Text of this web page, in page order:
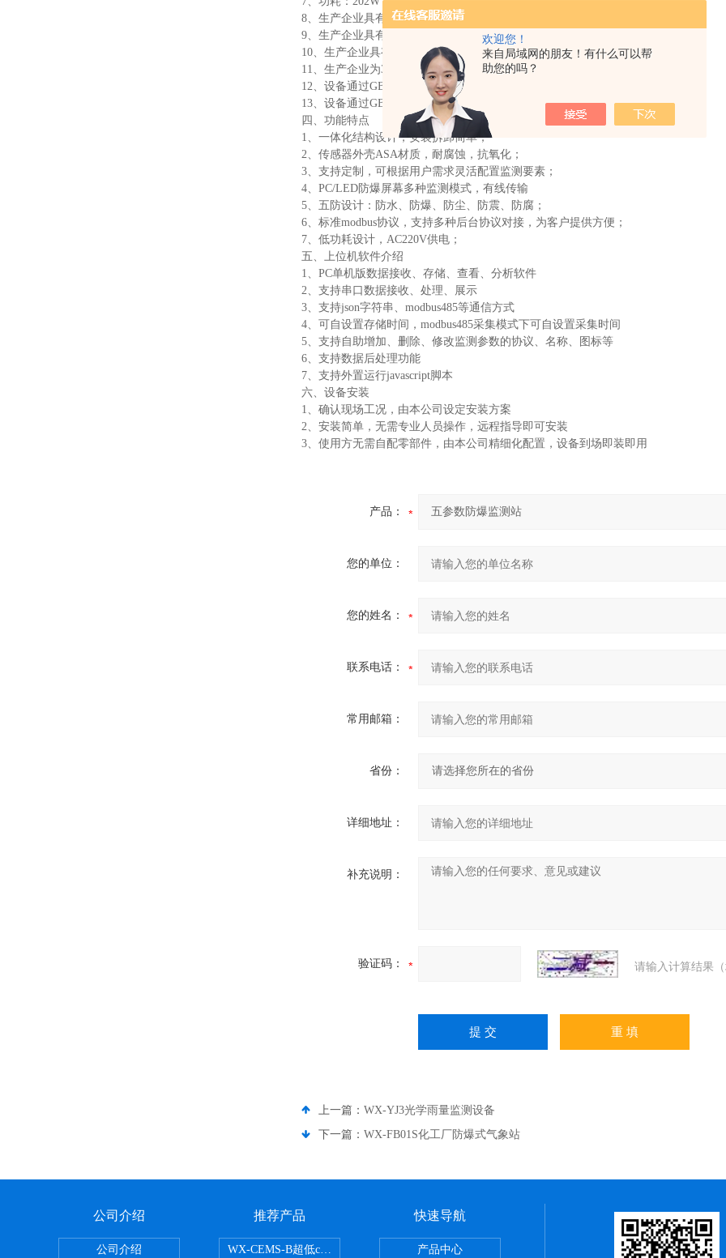
欢迎您！
来自局域网的朋友！有什么可以帮
助您的吗？
8、生产企业具有ISO质量管理体系、环境管理体系和职业健康管理体系认证
9、生产企业具有计算机软件注册证书
10、生产企业具有Ex ia IIC T6 Ga高等级防爆证书
11、生产企业为3Aji信用企业
12、设备通过GB3836.1-2010爆炸性环境第一部分：设备通用需求
13、设备通过GB3836.4-2010爆炸性环境第4部分：由本质安全型“i''保护设备
四、功能特点
1、一体化结构设计，安装拆卸简单；
2、传感器外壳ASA材质，耐腐蚀，抗氧化；
3、支持定制，可根据用户需求灵活配置监测要素；
4、PC/LED防爆屏幕多种监测模式，有线传输
5、五防设计：防水、防爆、防尘、防震、防腐；
6、标准modbus协议，支持多种后台协议对接，为客户提供方便；
7、低功耗设计，AC220V供电；
五、上位机软件介绍
1、PC单机版数据接收、存储、查看、分析软件
2、支持串口数据接收、处理、展示
3、支持json字符串、modbus485等通信方式
4、可自设置存储时间，modbus485采集模式下可自设置采集时间
5、支持自助增加、删除、修改监测参数的协议、名称、图标等
6、支持数据后处理功能
7、支持外置运行javascript脚本
六、设备安装
1、确认现场工况，由本公司设定安装方案
2、安装简单，无需专业人员操作，远程指导即可安装
3、使用方无需自配零部件，由本公司精细化配置，设备到场即装即用
产品：
您的单位：
您的姓名：
联系电话：
常用邮箱：
省份：
详细地址：
补充说明：
验证码： 请输入计算结果
上一篇： WX-YJ3光学雨量监测设备
下一篇： WX-FB01S化工厂防爆式气象站
公司介绍
公司介绍
推荐产品
WX-CEMS-B超低cems烟气监测系统
快速导航
产品中心